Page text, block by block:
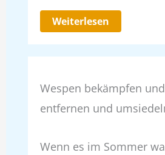
Weiterlesen
Wespen bekämpfen
entfernen und
Wenn es im Sommer